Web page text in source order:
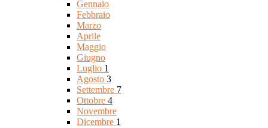
Gennaio
Febbraio
Marzo
Aprile
Maggio
Giugno
Luglio 1
Agosto 3
Settembre 7
Ottobre 4
Novembre
Dicembre 1